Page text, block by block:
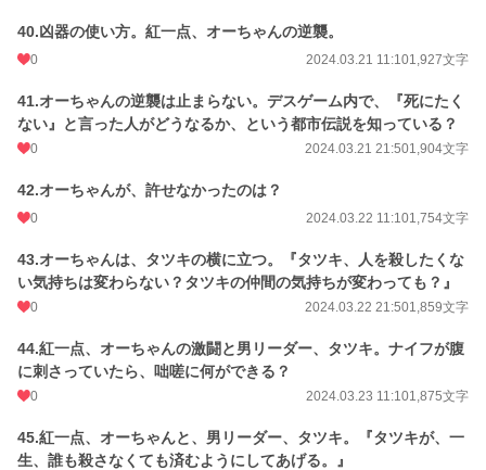
40.凶器の使い方。紅一点、オーちゃんの逆襲。
0 2024.03.21 11:101,927文字
41.オーちゃんの逆襲は止まらない。デスゲーム内で、『死にたく
ない』と言った人がどうなるか、という都市伝説を知っている？
0 2024.03.21 21:501,904文字
42.オーちゃんが、許せなかったのは？
0 2024.03.22 11:101,754文字
43.オーちゃんは、タツキの横に立つ。『タツキ、人を殺したくな
い気持ちは変わらない？タツキの仲間の気持ちが変わっても？』
0 2024.03.22 21:501,859文字
44.紅一点、オーちゃんの激闘と男リーダー、タツキ。ナイフが腹
に刺さっていたら、咄嗟に何ができる？
0 2024.03.23 11:101,875文字
45.紅一点、オーちゃんと、男リーダー、タツキ。『タツキが、一
生、誰も殺さなくても済むようにしてあげる。』